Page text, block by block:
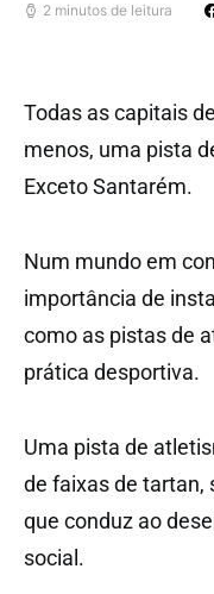
2 minutos de leitura
Todas as capitais
menos, uma pista
Exceto Santarém.
Num mundo em
importância de
como as pistas de
prática desportiva.
Uma pista de
de faixas de
que conduz ao
social.